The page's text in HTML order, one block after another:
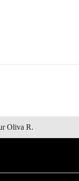
Oliva R.